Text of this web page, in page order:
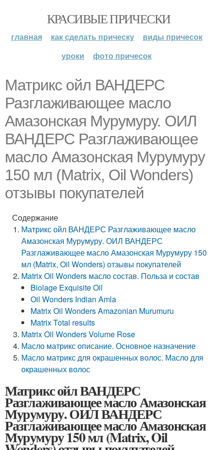
КРАСИВЫЕ ПРИЧЕСКИ
главная как сделать прическу
виды причесок
уроки
фото причесок
Матрикс ойл ВАНДЕРС
Разглаживающее масло
Амазонская Мурумуру. ОИЛ
ВАНДЕРС Разглаживающее
масло Амазонская Мурумуру
150 мл (Matrix, Oil Wonders)
отзывы покупателей
Содержание
Матрикс ойл ВАНДЕРС Разглаживающее масло
Амазонская Мурумуру. ОИЛ ВАНДЕРС
Разглаживающее масло Амазонская Мурумуру 150
мл (Matrix, Oil Wonders) отзывы покупателей
Matrix Oil Wonders масло состав. Польза и состав
Biolage Exquisite Oil
Oil Wonders Indian Amla
Matrix Oil Wonders Amazonian Murumuru
Matrix Total results
Matrix Oil Wonders Volume Rose
Масло матрикс описание. Основное назначение
Масло матрикс для окрашенных волос. Масло для
окрашенных волос
Матрикс ойл ВАНДЕРС
Разглаживающее масло Амазонская
Мурумуру. ОИЛ ВАНДЕРС
Разглаживающее масло Амазонская
Мурумуру 150 мл (Matrix, Oil